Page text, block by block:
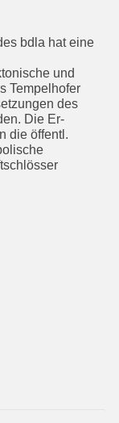
bdla hat eine
und
Tempelhofer
des
Die Er­
die öffentl.